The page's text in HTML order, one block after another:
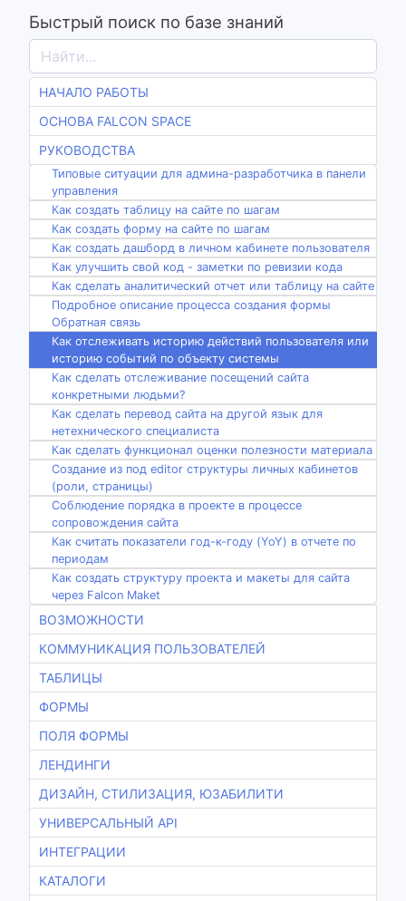
Быстрый поиск по базе знаний
НАЧАЛО РАБОТЫ
ОСНОВА FALCON SPACE
РУКОВОДСТВА
Типовые ситуации для админа-разработчика в панели
управления
Как создать таблицу на сайте по шагам
Как создать форму на сайте по шагам
Как создать дашборд в личном кабинете пользователя
Как улучшить свой код - заметки по ревизии кода
Как сделать аналитический отчет или таблицу на сайте
Подробное описание процесса создания формы
Обратная связь
Как отслеживать историю действий пользователя или
историю событий по объекту системы
Как сделать отслеживание посещений сайта
конкретными людьми?
Как сделать перевод сайта на другой язык для
нетехнического специалиста
Как сделать функционал оценки полезности материала
Создание из под editor структуры личных кабинетов
(роли, страницы)
Соблюдение порядка в проекте в процессе
сопровождения сайта
Как считать показатели год-к-году (YoY) в отчете по
периодам
Как создать структуру проекта и макеты для сайта
через Falcon Maket
ВОЗМОЖНОСТИ
КОММУНИКАЦИЯ ПОЛЬЗОВАТЕЛЕЙ
ТАБЛИЦЫ
ФОРМЫ
ПОЛЯ ФОРМЫ
ЛЕНДИНГИ
ДИЗАЙН, СТИЛИЗАЦИЯ, ЮЗАБИЛИТИ
УНИВЕРСАЛЬНЫЙ API
ИНТЕГРАЦИИ
КАТАЛОГИ